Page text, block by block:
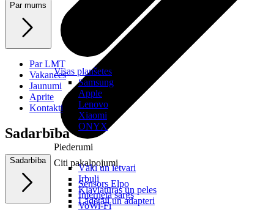
Citi pakalpojumi
Sensors Elpo
Interneta sargs
VoWi-Fi
Visas planšetes
Samsung
Apple
Lenovo
Xiaomi
ONYX
Piederumi
Vāki un ietvari
Irbuļi
Klaviatūras un peles
Lādētāji un adapteri
Par mums
Par LMT
Vakances
Jaunumi
Aprite
Kontakti
Sadarbība
Sadarbība